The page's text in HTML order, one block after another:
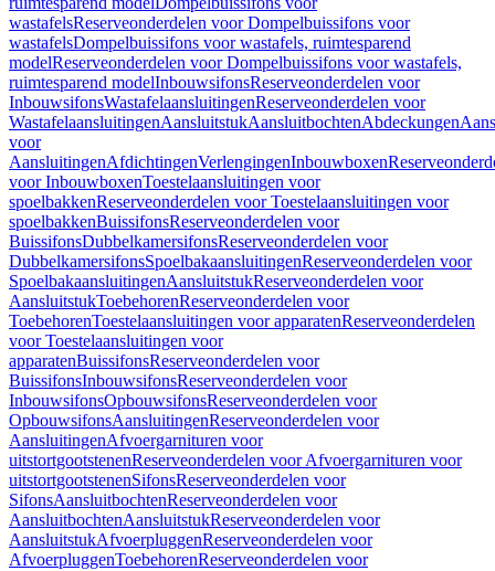
wastafelsReserveonderdelen voor Dompelbuissifons voor
wastafelsDompelbuissifons voor wastafels, ruimtesparend
modelReserveonderdelen voor Dompelbuissifons voor wastafels,
ruimtesparend modelInbouwsifonsReserveonderdelen voor
InbouwsifonsWastafelaansluitingenReserveonderdelen voor
WastafelaansluitingenAansluitstukAansluitbochtenAbdeckungen
voor
AansluitingenAfdichtingenVerlengingenInbouwboxen
voor InbouwboxenToestelaansluitingen voor
spoelbakkenReserveonderdelen voor Toestelaansluitingen voor
spoelbakkenBuissifonsReserveonderdelen voor
BuissifonsDubbelkamersifonsReserveonderdelen voor
DubbelkamersifonsSpoelbakaansluitingenReserveonderdelen voor
SpoelbakaansluitingenAansluitstukReserveonderdelen voor
AansluitstukToebehorenReserveonderdelen voor
ToebehorenToestelaansluitingen voor apparatenReserveonderdelen
voor Toestelaansluitingen voor
apparatenBuissifonsReserveonderdelen voor
BuissifonsInbouwsifonsReserveonderdelen voor
InbouwsifonsOpbouwsifonsReserveonderdelen voor
OpbouwsifonsAansluitingenReserveonderdelen voor
AansluitingenAfvoergarnituren voor
uitstortgootstenenReserveonderdelen voor Afvoergarnituren voor
uitstortgootstenenSifonsReserveonderdelen voor
SifonsAansluitbochtenReserveonderdelen voor
AansluitbochtenAansluitstukReserveonderdelen voor
AansluitstukAfvoerpluggenReserveonderdelen voor
AfvoerpluggenToebehorenReserveonderdelen voor